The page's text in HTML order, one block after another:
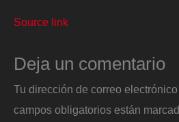
Source link
Deja un comentario
Tu dirección de correo
campos obligatorios están